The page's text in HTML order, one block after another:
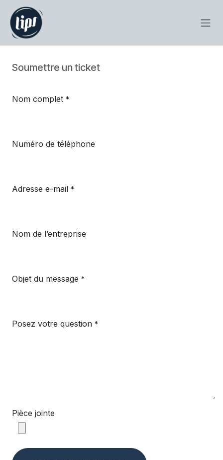
Se rendre au contenu
Soumettre un ticket
Nom complet *
Numéro de téléphone
Adresse e-mail *
Nom de l’entreprise
Objet du message *
Posez votre question *
Pièce jointe